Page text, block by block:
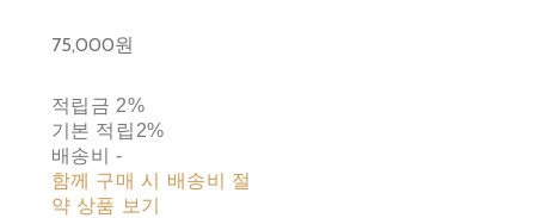
75,000원
적립금 2%
기본 적립 2%
배송비-
함께 구매 시 배송비 절
약 상품 보기